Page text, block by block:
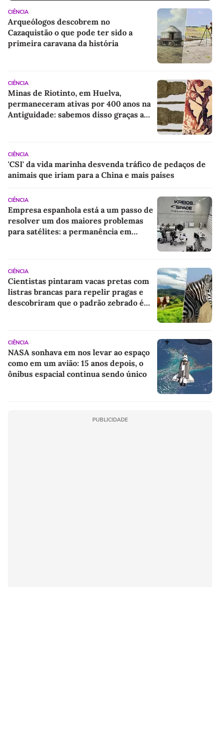
CIÊNCIA
Arqueólogos descobrem no
Cazaquistão o que pode ter sido a
primeira caravana da história
CIÊNCIA
Minas de Riotinto, em Huelva,
permaneceram ativas por 400 anos na
Antiguidade: sabemos disso graças a
CIÊNCIA
'CSI' da vida marinha desvenda tráfico de pedaços de
animais que iriam para a China e mais países
CIÊNCIA
Empresa espanhola está a um passo de
resolver um dos maiores problemas
para satélites: a permanência em
CIÊNCIA
Cientistas pintaram vacas pretas com
listras brancas para repelir pragas e
descobriram que o padrão zebrado é
CIÊNCIA
NASA sonhava em nos levar ao espaço
como em um avião: 15 anos depois, o
ônibus espacial continua sendo único
PUBLICIDADE